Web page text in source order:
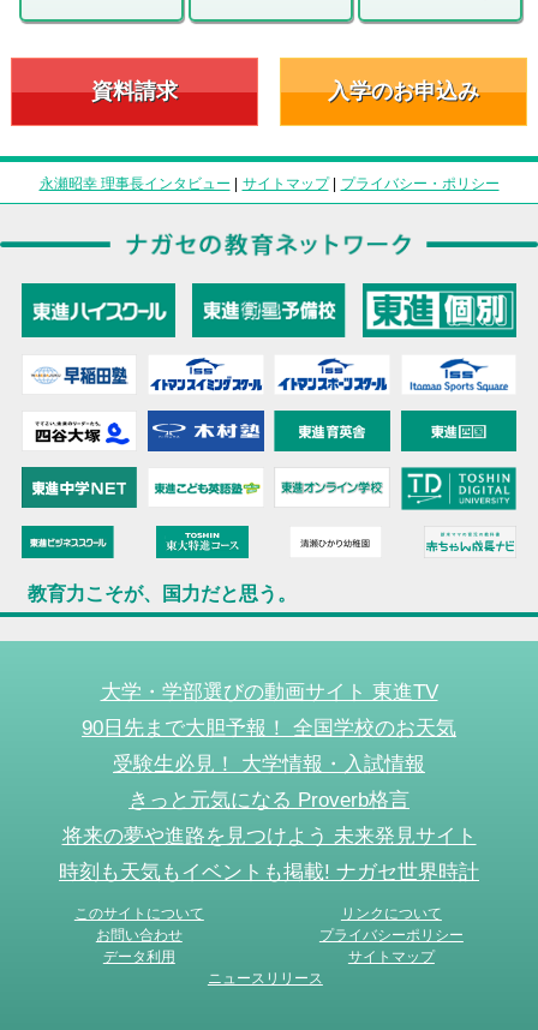
資料請求 入学のお申込み
永瀬昭幸 理事長インタビュー | サイトマップ| プライバシー・ポリシー
教育力こそが、国力だと思う。
大学・学部選びの動画サイト 東進TV
90日先まで大胆予報！ 全国学校のお天気
受験生必見！ 大学情報・入試情報
きっと元気になる Proverb格言
将来の夢や進路を見つけよう 未来発見サイト
時刻も天気もイベントも掲載! ナガセ世界時計
このサイトについて
リンクについて
お問い合わせ
プライバシーポリシー
データ利用
サイトマップ
ニュースリリース